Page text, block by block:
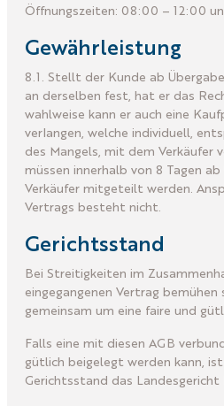
Öffnungszeiten: 08:00 – 12:00
Gewährleistung
8.1. Stellt der Kunde ab
an derselben fest, hat er das
wahlweise kann er auch eine
verlangen, welche individuell,
des Mangels, mit dem Verkäufer
müssen innerhalb von 8 Tagen
Verkäufer mitgeteilt werden.
Vertrags besteht nicht.
Gerichtsstand
Bei Streitigkeiten im
eingegangenen Vertrag
gemeinsam um eine faire und
Falls eine mit diesen AGB
gütlich beigelegt werden kann,
Gerichtsstand das Landesgericht